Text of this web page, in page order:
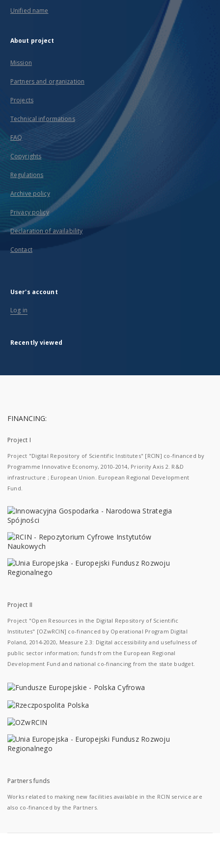
Unified name
About project
Mission
Partners and organization
Projects
Technical informations
FAQ
Copyrights
Regulations
Archive policy
Privacy policy
Declaration of availability
Contact
User's account
Log in
Recently viewed
FINANCING:
Project I
Project "Digital Repository of Scientific Institutes" [RCIN] co-financed by
Programme Innovative Economy, 2010-2014, Priority Axis 2. R&D
infrastructure ; European Union. European Regional Development
Fund.
Project II
Project "Open Resources in the Digital Repository of Scientific
Institutes" [OZwRCIN] co-financed by Operational Program Digital
Poland, 2014-2020, Measure 2.3: Digital accessibility and usefulness of
public sector information; funds from the European Regional
Development Fund and national co-financing from the state budget.
Partners funds
Works related to making new facilities available in the RCIN service are
also co-financed by the Partners.